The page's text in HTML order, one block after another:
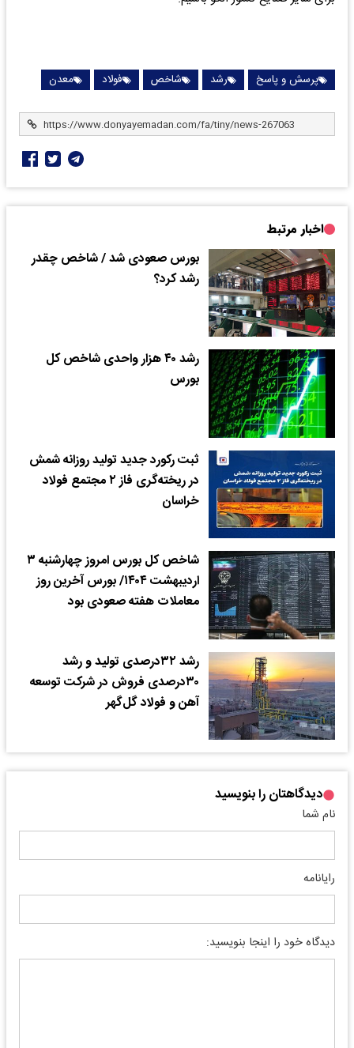
پرسش و پاسخ رشد شاخص فولاد معدن
اخبار مرتبط
بورس صعودی شد / شاخص چقدر
رشد کرد؟
رشد ۴۰ هزار واحدی شاخص کل
بورس
ثبت رکورد جدید تولید روزانه شمش
در ریخته‌گری فاز ۲ مجتمع فولاد
خراسان
شاخص کل بورس امروز چهارشنبه ۳
اردیبهشت ۱۴۰۴/ بورس آخرین روز
معاملات هفته صعودی بود
رشد ۳۲درصدی تولید و رشد
۳۰درصدی فروش در شرکت توسعه
آهن و فولاد گل‌گهر
دیدگاهتان را بنویسید
نام شما
رایانامه
دیدگاه خود را اینجا بنویسید: